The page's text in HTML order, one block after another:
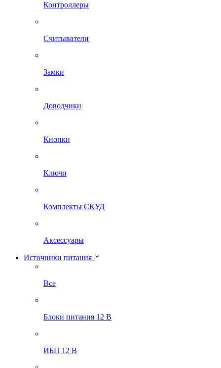
Контроллеры
Считыватели
Замки
Доводчики
Кнопки
Ключи
Комплекты СКУД
Аксессуары
Источники питания
Все
Блоки питания 12 В
ИБП 12 В